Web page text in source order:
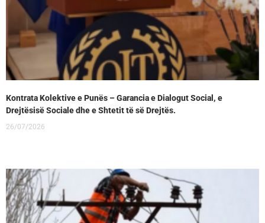
Kontrata Kolektive e Punës – Garancia e Dialogut Social, e
Drejtësisë Sociale dhe e Shtetit të së Drejtës.
26/07/2026